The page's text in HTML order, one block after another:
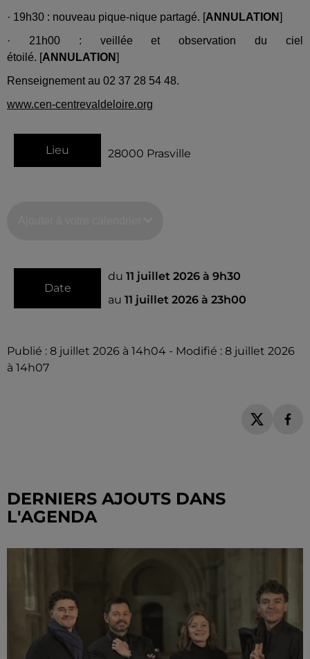
· 19h30 : nouveau pique-nique partagé. [ANNULATION]
· 21h00 : veillée et observation du ciel
étoilé. [ANNULATION]
Renseignement au 02 37 28 54 48.
www.cen-centrevaldeloire.org
Lieu 28000 Prasville
Date
du 11 juillet 2026 à 9h30
au 11 juillet 2026 à 23h00
Publié : 8 juillet 2026 à 14h04 - Modifié : 8 juillet 2026
à 14h07
DERNIERS AJOUTS DANS
L'AGENDA